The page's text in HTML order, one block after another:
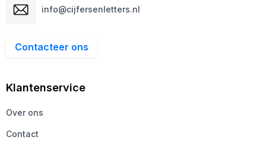
info@cijfersenletters.nl
Contacteer ons
Klantenservice
Over ons
Contact